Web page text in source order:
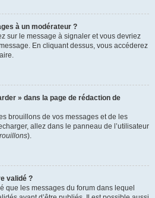
à un modérateur ?
sur le message à signaler et vous devriez
En cliquant dessus, vous accéderez
» dans la page de rédaction de
brouillons de vos messages et de les
allez dans le panneau de l’utilisateur
).
validé ?
que les messages du forum dans lequel